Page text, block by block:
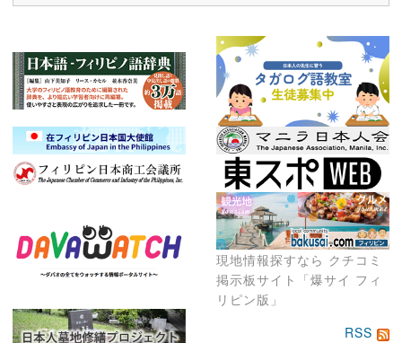
現地情報探すなら クチコミ
掲示板サイト「爆サイ フィ
リピン版」
RSS